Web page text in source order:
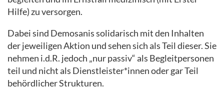
Hilfe) zu versorgen.
Dabei sind Demosanis solidarisch mit den Inhalten
der jeweiligen Aktion und sehen sich als Teil dieser. Sie
nehmen i.d.R. jedoch „nur passiv“ als Begleitpersonen
teil und nicht als Dienstleister*innen oder gar Teil
behördlicher Strukturen.